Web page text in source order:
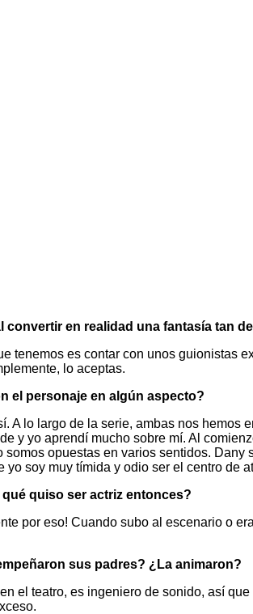
convertir en realidad una fantasía tan
tenemos es contar con unos guionistas
lo aceptas.
el personaje en algún aspecto?
A lo largo de la serie, ambas nos
y yo aprendí mucho sobre mí. Al
somos opuestas en varios sentidos.
yo soy muy tímida y odio ser el centro de
quiso ser actriz entonces?
por eso! Cuando subo al escenario o
sus padres? ¿La animaron?
el teatro, es ingeniero de sonido, así